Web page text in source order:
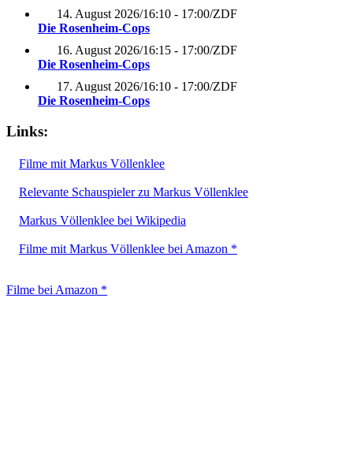
14. August 2026/16:10 - 17:00/ZDF
Die Rosenheim-Cops
16. August 2026/16:15 - 17:00/ZDF
Die Rosenheim-Cops
17. August 2026/16:10 - 17:00/ZDF
Die Rosenheim-Cops
Links:
Filme mit Markus Völlenklee
Relevante Schauspieler zu Markus Völlenklee
Markus Völlenklee bei Wikipedia
Filme mit Markus Völlenklee bei Amazon *
Filme bei Amazon *